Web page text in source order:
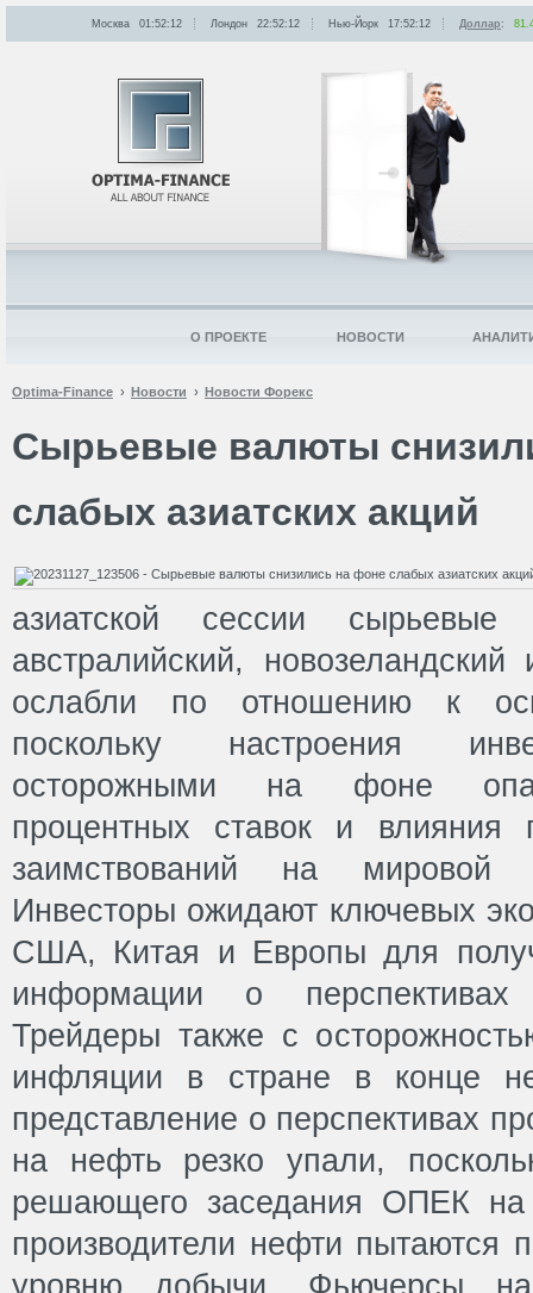
Optima-Finance Новости Новости Форекс
Сырьевые валюты
слабых азиатских акций
азиатской сессии
австралийский,
ослабли по отношению к
поскольку настроения
осторожными на фоне
процентных ставок и влияния
заимствований на мировой
Инвесторы ожидают ключевых
США, Китая и Европы для
информации о перспективах
Трейдеры также с
инфляции в стране в конце
представление о перспективах
на нефть резко упали,
решающего заседания ОПЕК на
производители нефти пытаются
уровню добычи. Фьючерсы
Москва 01:52:12 Лондон 22:52:12 Нью-Йорк 17:52:12 Доллар:
О ПРОЕКТЕ НОВОСТИ